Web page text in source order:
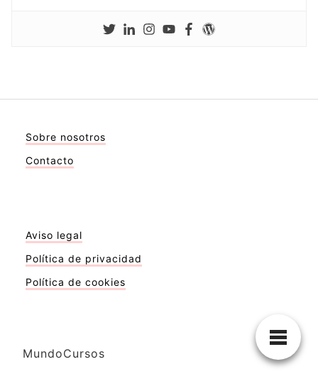
Sobre nosotros
Contacto
Aviso legal
Política de privacidad
Política de cookies
MundoCursos